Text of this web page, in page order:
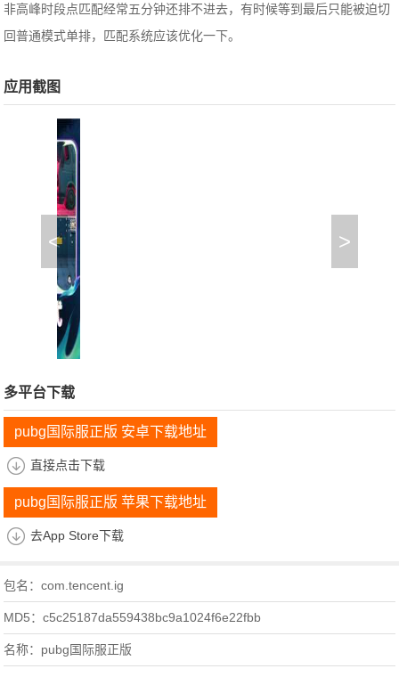
非高峰时段点匹配经常五分钟还排不进去，有时候等到最后只能被迫切
回普通模式单排，匹配系统应该优化一下。
应用截图
< >
多平台下载
pubg国际服正版 安卓下载地址
直接点击下载
pubg国际服正版 苹果下载地址
去App Store下载
包名：com.tencent.ig
MD5：c5c25187da559438bc9a1024f6e22fbb
名称：pubg国际服正版